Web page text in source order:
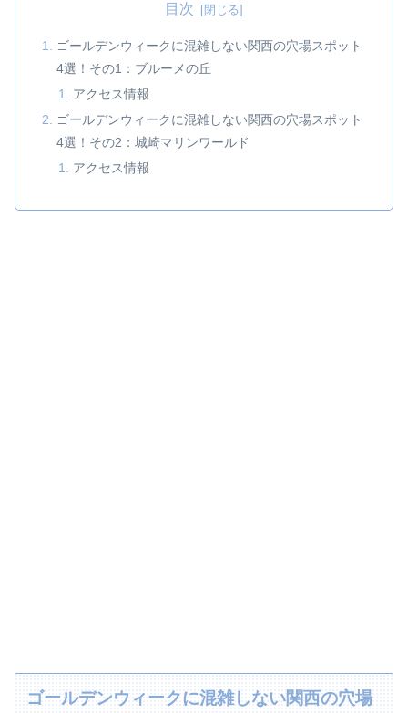
目次
ゴールデンウィークに混雑しない関西の穴場スポット
4選！その1：ブルーメの丘
アクセス情報
ゴールデンウィークに混雑しない関西の穴場スポット
4選！その2：城崎マリンワールド
アクセス情報
ゴールデンウィークに混雑しない関西の穴場